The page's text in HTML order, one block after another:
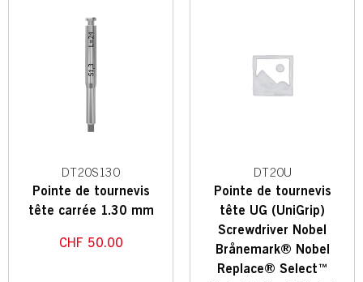
DT20S130
Pointe de tournevis
tête carrée 1.30 mm
CHF 50.00
DT20U
Pointe de tournevis
tête UG (UniGrip)
Screwdriver Nobel
Brånemark® Nobel
Replace® Select™